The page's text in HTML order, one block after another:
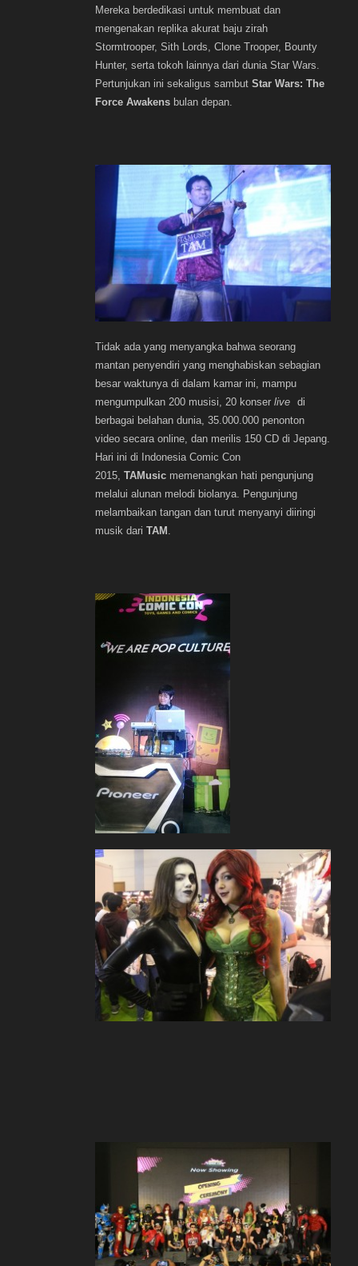
Mereka berdedikasi untuk membuat dan
mengenakan replika akurat baju zirah
Stormtrooper, Sith Lords, Clone Trooper, Bounty
Hunter, serta tokoh lainnya dari dunia Star Wars.
Pertunjukan ini sekaligus sambut Star Wars: The
Force Awakens bulan depan.
Tidak ada yang menyangka bahwa seorang
mantan penyendiri yang menghabiskan sebagian
besar waktunya di dalam kamar ini, mampu
mengumpulkan 200 musisi, 20 konser live di
berbagai belahan dunia, 35.000.000 penonton
video secara online, dan merilis 150 CD di Jepang.
Hari ini di Indonesia Comic Con
2015, TAMusic memenangkan hati pengunjung
melalui alunan melodi biolanya. Pengunjung
melambaikan tangan dan turut menyanyi diiringi
musik dari TAM .